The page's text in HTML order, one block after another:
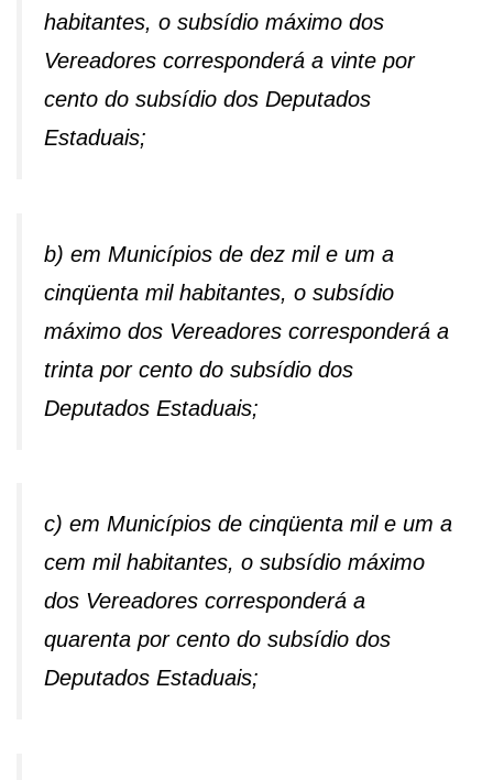
habitantes, o subsídio máximo dos
Vereadores corresponderá a vinte por
cento do subsídio dos Deputados
Estaduais;
b) em Municípios de dez mil e um a
cinqüenta mil habitantes, o subsídio
máximo dos Vereadores corresponderá a
trinta por cento do subsídio dos
Deputados Estaduais;
c) em Municípios de cinqüenta mil e um a
cem mil habitantes, o subsídio máximo
dos Vereadores corresponderá a
quarenta por cento do subsídio dos
Deputados Estaduais;